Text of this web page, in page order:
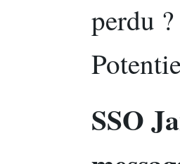
perdu
SSO